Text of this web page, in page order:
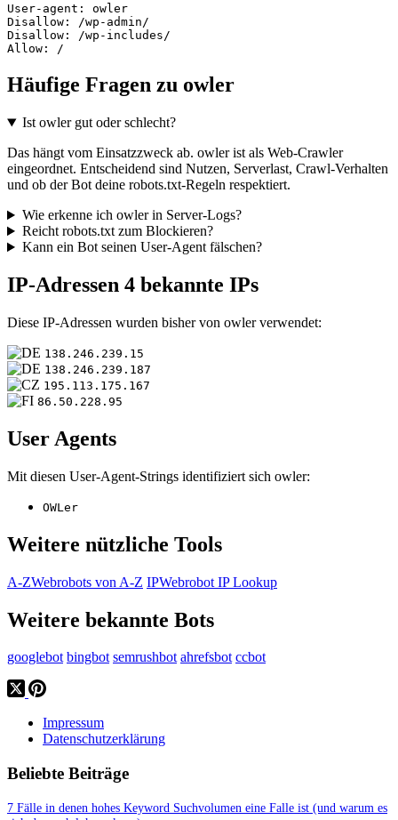
User-agent: owler
Disallow: /wp-admin/
Disallow: /wp-includes/
Allow: /
Häufige Fragen zu owler
Ist owler gut oder schlecht?
Das hängt vom Einsatzzweck ab. owler ist als Web-Crawler
eingeordnet. Entscheidend sind Nutzen, Serverlast, Crawl-Verhalten
und ob der Bot deine robots.txt-Regeln respektiert.
Wie erkenne ich owler in Server-Logs?
Reicht robots.txt zum Blockieren?
Kann ein Bot seinen User-Agent fälschen?
IP-Adressen 4 bekannte IPs
Diese IP-Adressen wurden bisher von owler verwendet:
138.246.239.15
138.246.239.187
195.113.175.167
86.50.228.95
User Agents
Mit diesen User-Agent-Strings identifiziert sich owler:
OWLer
Weitere nützliche Tools
A-ZWebrobots von A-Z IPWebrobot IP Lookup
Weitere bekannte Bots
googlebot bingbot semrushbot ahrefsbot ccbot
Impressum
Datenschutzerklärung
Beliebte Beiträge
7 Fälle in denen hohes Keyword Suchvolumen eine Falle ist (und warum es